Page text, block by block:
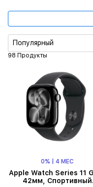
Тип продукта
Цвет
Размер ремешка
Тип ремешка
Материал корпуса
98 Продукты
Популярный
0% | 4 МЕС
Apple Watch Series 11
42мм, Спортивный